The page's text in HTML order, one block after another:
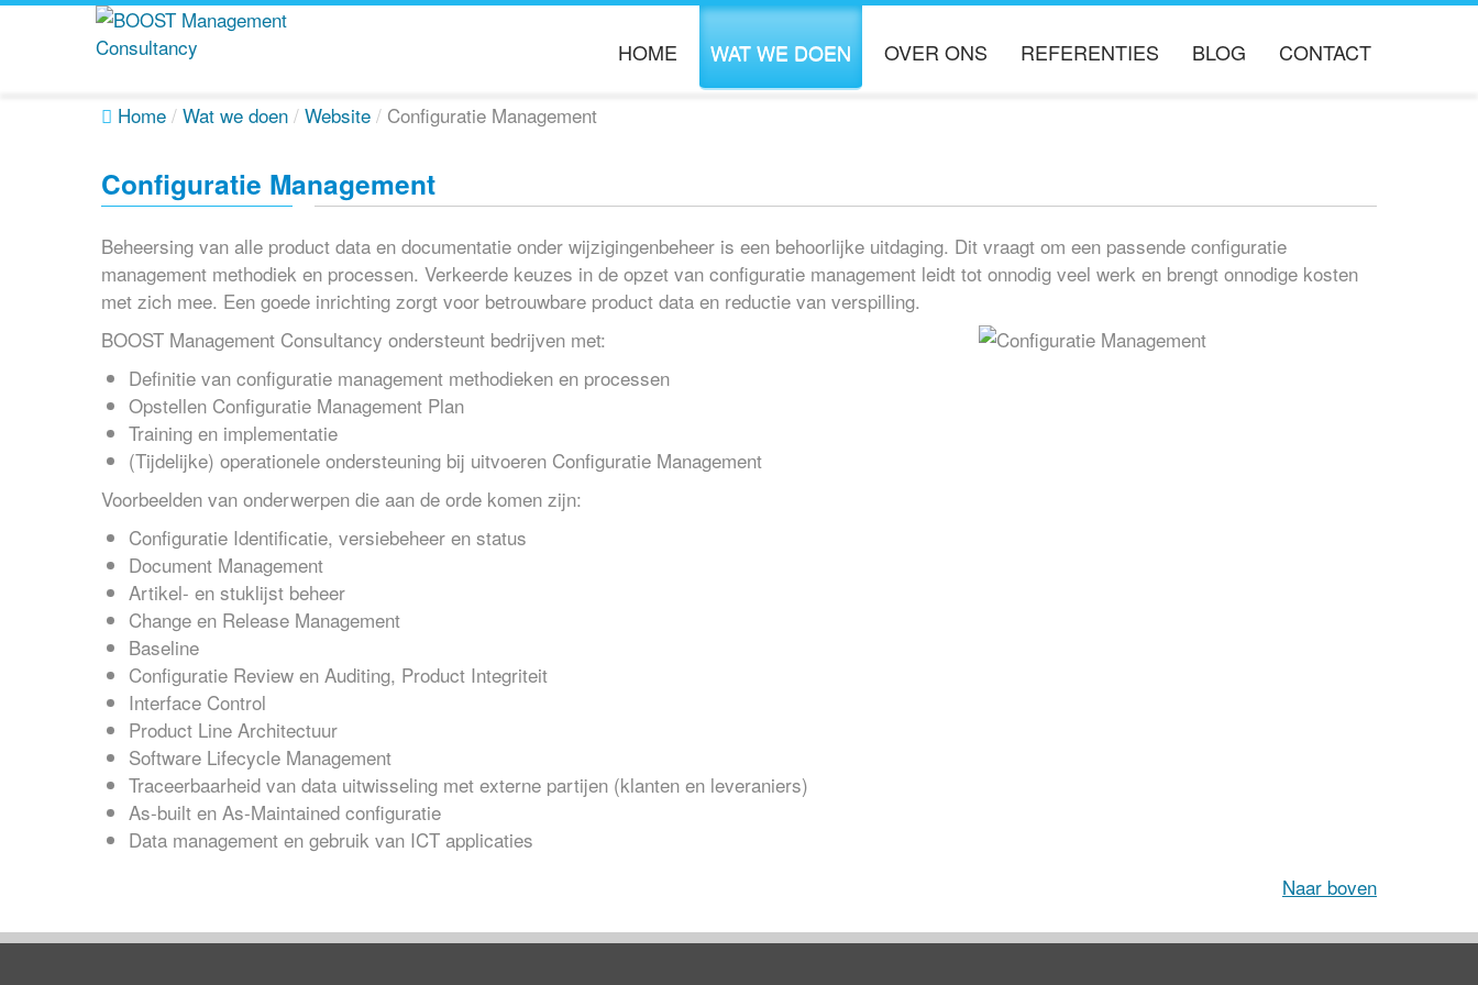
HOME WAT WE DOEN
ORGANISATIE DOORLICHTING
PROJECT MANAGEMENT
OVER ONS REFERENTIES BLOG CONTACT
Home / Wat we doen / Website / Configuratie Management
Configuratie Management
Beheersing van alle product data en documentatie onder wijzigingenbeheer is een behoorlijke uitdaging. Dit vraagt om een passende configuratie
management methodiek en processen. Verkeerde keuzes in de opzet van configuratie management leidt tot onnodig veel werk en brengt onnodige kosten
met zich mee. Een goede inrichting zorgt voor betrouwbare product data en reductie van verspilling.
BOOST Management Consultancy ondersteunt bedrijven met:
Definitie van configuratie management methodieken en processen
Opstellen Configuratie Management Plan
Training en implementatie
(Tijdelijke) operationele ondersteuning bij uitvoeren Configuratie Management
Voorbeelden van onderwerpen die aan de orde komen zijn:
Configuratie Identificatie, versiebeheer en status
Document Management
Artikel- en stuklijst beheer
Change en Release Management
Baseline
Configuratie Review en Auditing, Product Integriteit
Interface Control
Product Line Architectuur
Software Lifecycle Management
Traceerbaarheid van data uitwisseling met externe partijen (klanten en leveraniers)
As-built en As-Maintained configuratie
Data management en gebruik van ICT applicaties
Naar boven